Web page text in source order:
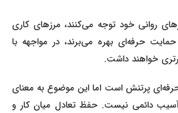
روانی خود توجه می‌کنند، مرزهای کاری
حرفه‌ای بهره می‌برند، در مواجهه با
خواهند داشت.
پرتنش است اما این موضوع به معنای
دائمی نیست. حفظ تعادل میان کار و